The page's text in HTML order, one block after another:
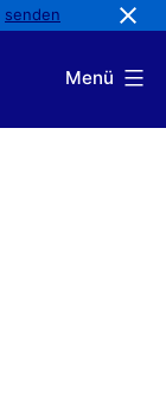
senden
Menü